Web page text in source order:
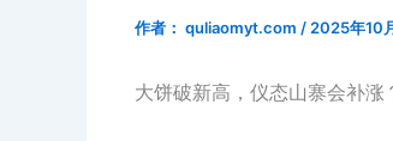
作者： quliaomyt.com / 2025年10
大饼破新高，仪态山寨会补涨